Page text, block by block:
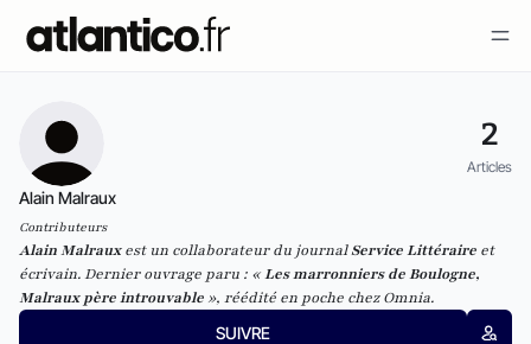
2
Articles
Alain Malraux
Contributeurs
Alain Malrauxest un collaborateur du journalService Littéraire et
écrivain. Dernier ouvrage paru : «Les marronniers de Boulogne,
Malraux père introuvable », réédité en poche chez Omnia.
SUIVRE